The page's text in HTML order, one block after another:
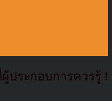
ประกอบการควรรู้ !